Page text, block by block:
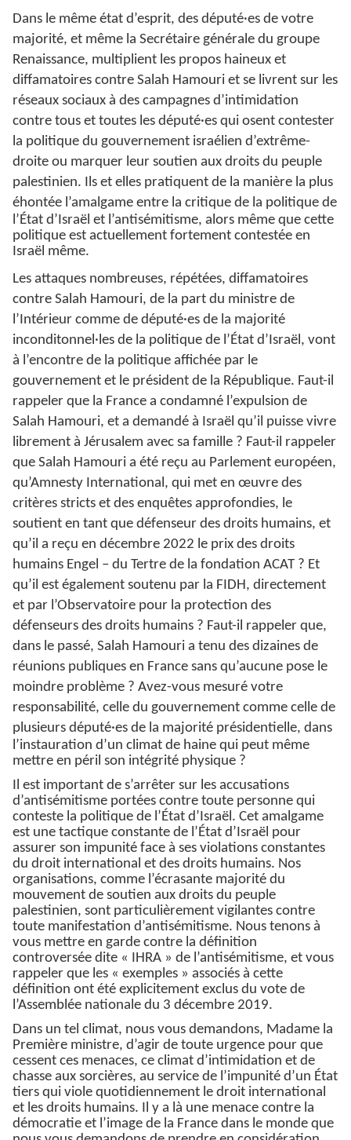
Dans le même état d’esprit, des député·es de votre
majorité, et même la Secrétaire générale du groupe
Renaissance, multiplient les propos haineux et
diffamatoires contre Salah Hamouri et se livrent sur les
réseaux sociaux à des campagnes d’intimidation
contre tous et toutes les député·es qui osent contester
la politique du gouvernement israélien d’extrême-
droite ou marquer leur soutien aux droits du peuple
palestinien. Ils et elles pratiquent de la manière la plus
éhontée l’amalgame entre la critique de la politique de
l’État d’Israël et l’antisémitisme, alors même que cette
politique est actuellement fortement contestée en
Israël même.
Les attaques nombreuses, répétées, diffamatoires
contre Salah Hamouri, de la part du ministre de
l’Intérieur comme de député·es de la majorité
inconditonnel·les de la politique de l’État d’Israël, vont
à l’encontre de la politique affichée par le
gouvernement et le président de la République. Faut-il
rappeler que la France a condamné l’expulsion de
Salah Hamouri, et a demandé à Israël qu’il puisse vivre
librement à Jérusalem avec sa famille ? Faut-il rappeler
que Salah Hamouri a été reçu au Parlement européen,
qu’Amnesty International, qui met en œuvre des
critères stricts et des enquêtes approfondies, le
soutient en tant que défenseur des droits humains, et
qu’il a reçu en décembre 2022 le prix des droits
humains Engel – du Tertre de la fondation ACAT ? Et
qu’il est également soutenu par la FIDH, directement
et par l’Observatoire pour la protection des
défenseurs des droits humains ? Faut-il rappeler que,
dans le passé, Salah Hamouri a tenu des dizaines de
réunions publiques en France sans qu’aucune pose le
moindre problème ? Avez-vous mesuré votre
responsabilité, celle du gouvernement comme celle de
plusieurs député·es de la majorité présidentielle, dans
l’instauration d’un climat de haine qui peut même
mettre en péril son intégrité physique ?
Il est important de s’arrêter sur les accusations
d’antisémitisme portées contre toute personne qui
conteste la politique de l’État d’Israël. Cet amalgame
est une tactique constante de l’État d’Israël pour
assurer son impunité face à ses violations constantes
du droit international et des droits humains. Nos
organisations, comme l’écrasante majorité du
mouvement de soutien aux droits du peuple
palestinien, sont particulièrement vigilantes contre
toute manifestation d’antisémitisme. Nous tenons à
vous mettre en garde contre la définition
controversée dite « IHRA » de l’antisémitisme, et vous
rappeler que les « exemples » associés à cette
définition ont été explicitement exclus du vote de
l’Assemblée nationale du 3 décembre 2019.
Dans un tel climat, nous vous demandons, Madame la
Première ministre, d’agir de toute urgence pour que
cessent ces menaces, ce climat d’intimidation et de
chasse aux sorcières, au service de l’impunité d’un État
tiers qui viole quotidiennement le droit international
et les droits humains. Il y a là une menace contre la
démocratie et l’image de la France dans le monde que